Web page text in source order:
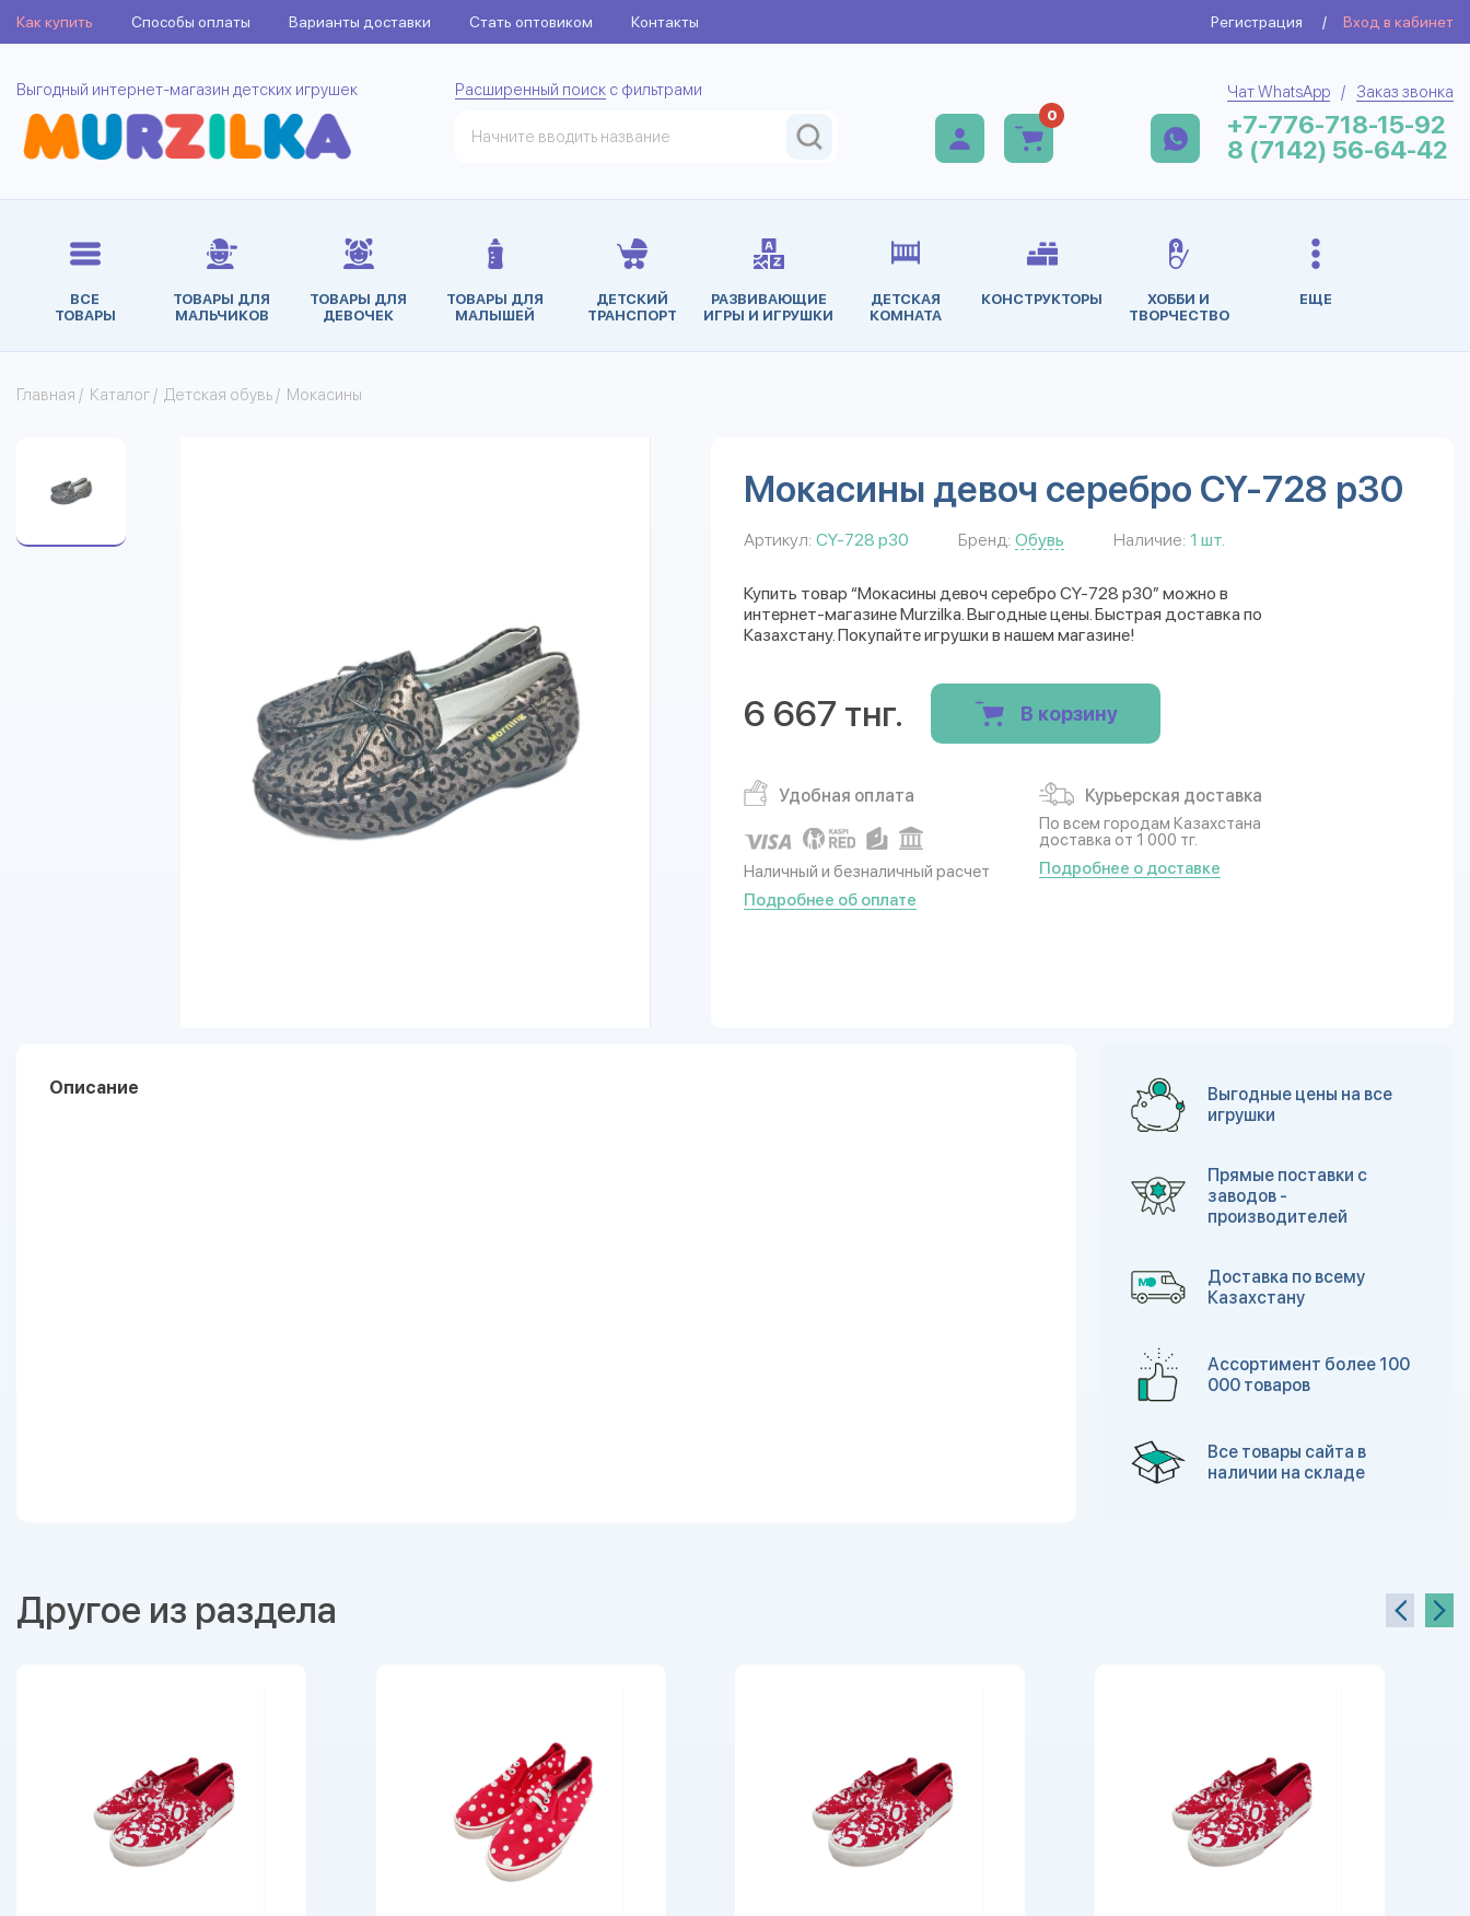
Как купить Способы оплаты Варианты доставки Стать оптовиком Контакты Регистрация / Вход в кабинет
Выгодный интернет-магазин детских игрушек Расширенный поиск с фильтрами
0
Чат WhatsApp / Заказ звонка
+7-776-718-15-92
8 (7142) 56-64-42
ВСЕ
ТОВАРЫ
ТОВАРЫ ДЛЯ
МАЛЬЧИКОВ
ТОВАРЫ ДЛЯ
ДЕВОЧЕК
ТОВАРЫ ДЛЯ
МАЛЫШЕЙ
ДЕТСКИЙ
ТРАНСПОРТ
РАЗВИВАЮЩИЕ
ИГРЫ И ИГРУШКИ
ДЕТСКАЯ
КОМНАТА
КОНСТРУКТОРЫ
ХОББИ И
ТВОРЧЕСТВО
ЕЩЕ
Главная / Каталог / Детская обувь / Мокасины
Мокасины девоч серебро CY-728 р30
Артикул: CY-728 р30 Бренд: Обувь Наличие: 1 шт.
Купить товар “Мокасины девоч серебро CY-728 р30” можно в
интернет-магазине Murzilka. Выгодные цены. Быстрая доставка по
Казахстану. Покупайте игрушки в нашем магазине!
6 667 тнг. В корзину
Удобная оплата
Наличный и безналичный расчет
Подробнее об оплате
Курьерская доставка
По всем городам Казахстана
доставка от 1 000 тг.
Подробнее о доставке
Описание
Выгодные цены на все
игрушки
Прямые поставки с
заводов -
производителей
Доставка по всему
Казахстану
Ассортимент более 100
000 товаров
Все товары сайта в
наличии на складе
Другое из раздела